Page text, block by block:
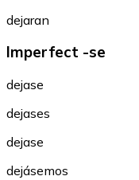
dejaran
Imperfect -se
dejase
dejases
dejase
dejásemos